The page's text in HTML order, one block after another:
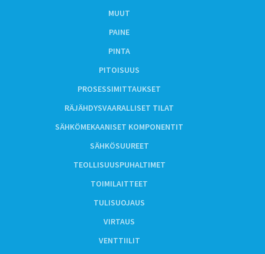
MUUT
PAINE
PINTA
PITOISUUS
PROSESSIMITTAUKSET
RÄJÄHDYSVAARALLISET TILAT
SÄHKÖMEKAANISET KOMPONENTIT
SÄHKÖSUUREET
TEOLLISUUSPUHALTIMET
TOIMILAITTEET
TULISUOJAUS
VIRTAUS
VENTTIILIT